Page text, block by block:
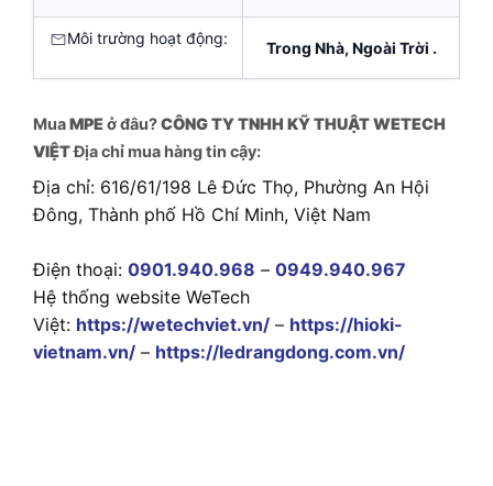
Môi trường hoạt động:
Trong Nhà, Ngoài Trời .
MuaMPEở đâu?CÔNG TY TNHH KỸ THUẬT WETECH
VIỆTĐịa chỉ mua hàng tin cậy:
Địa chỉ: 616/61/198 Lê Đức Thọ, Phường An Hội
Đông, Thành phố Hồ Chí Minh, Việt Nam
Điện thoại: 0901.940.968 – 0949.940.967
Hệ thống website WeTech
Việt: https://wetechviet.vn/ – https://hioki-
vietnam.vn/ – https://ledrangdong.com.vn/